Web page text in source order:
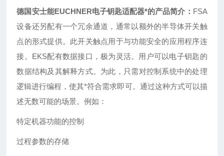
德国安士能EUCHNER电子钥匙适配器*的产品简介： FSA
设备还另配有一个冗余通道，通常以额外的半导体开关触
点的形式提供。此开关触点用于与功能安全的应用程序连
接。EKS配有数据接口，极为灵活。用户可以电子钥匙的
数据结构及其解释方式。为此，只需对控制系统中的处理
逻辑进行编程，使其*符合需求即可。通过这种方式可以描
述无数可能的场景。例如：
特定机器功能的控制
过程参数的存储